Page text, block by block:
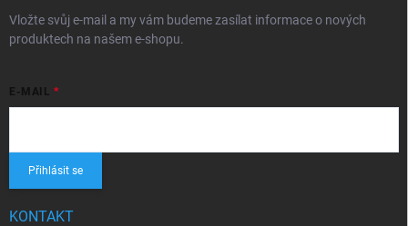
Vložte svůj e-mail a my vám budeme zasílat informace o nových
produktech na našem e-shopu.
E-MAIL
Přihlásit se
KONTAKT